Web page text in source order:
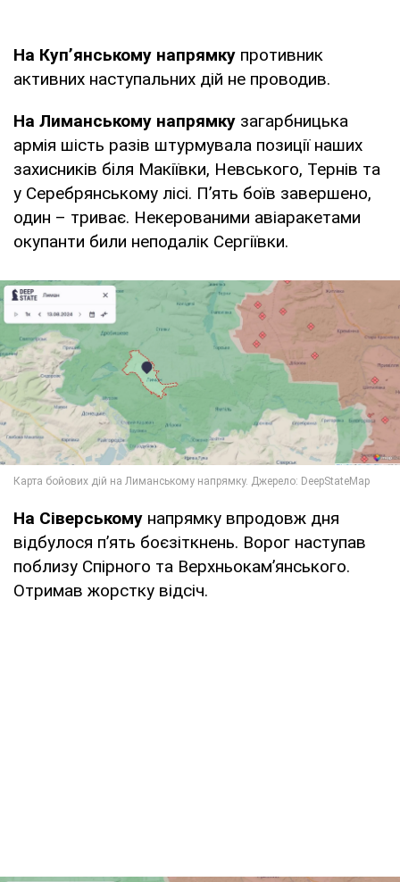
На Куп’янському напрямку противник
активних наступальних дій не проводив.
На Лиманському напрямку загарбницька
армія шість разів штурмувала позиції наших
захисників біля Макіївки, Невського, Тернів та
у Серебрянському лісі. П’ять боїв завершено,
один – триває. Некерованими авіаракетами
окупанти били неподалік Сергіївки.
На Сіверському напрямку впродовж дня
відбулося п’ять боєзіткнень. Ворог наступав
поблизу Спірного та Верхньокам’янського.
Отримав жорстку відсіч.